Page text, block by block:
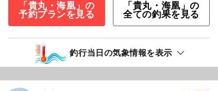
「貴丸・海凰」の
予約プランを見る
「貴丸・海凰」の
全ての釣果を見る
釣行当日の気象情報を表示